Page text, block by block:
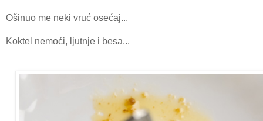
Ošinuo me neki vruć osećaj...
Koktel nemoći, ljutnje i besa...